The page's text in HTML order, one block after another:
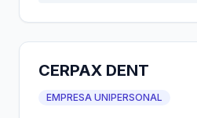
CERPAX DENT
EMPRESA UNIPERSONAL